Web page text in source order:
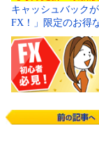
キャッシュバック
FX！」限定のお得